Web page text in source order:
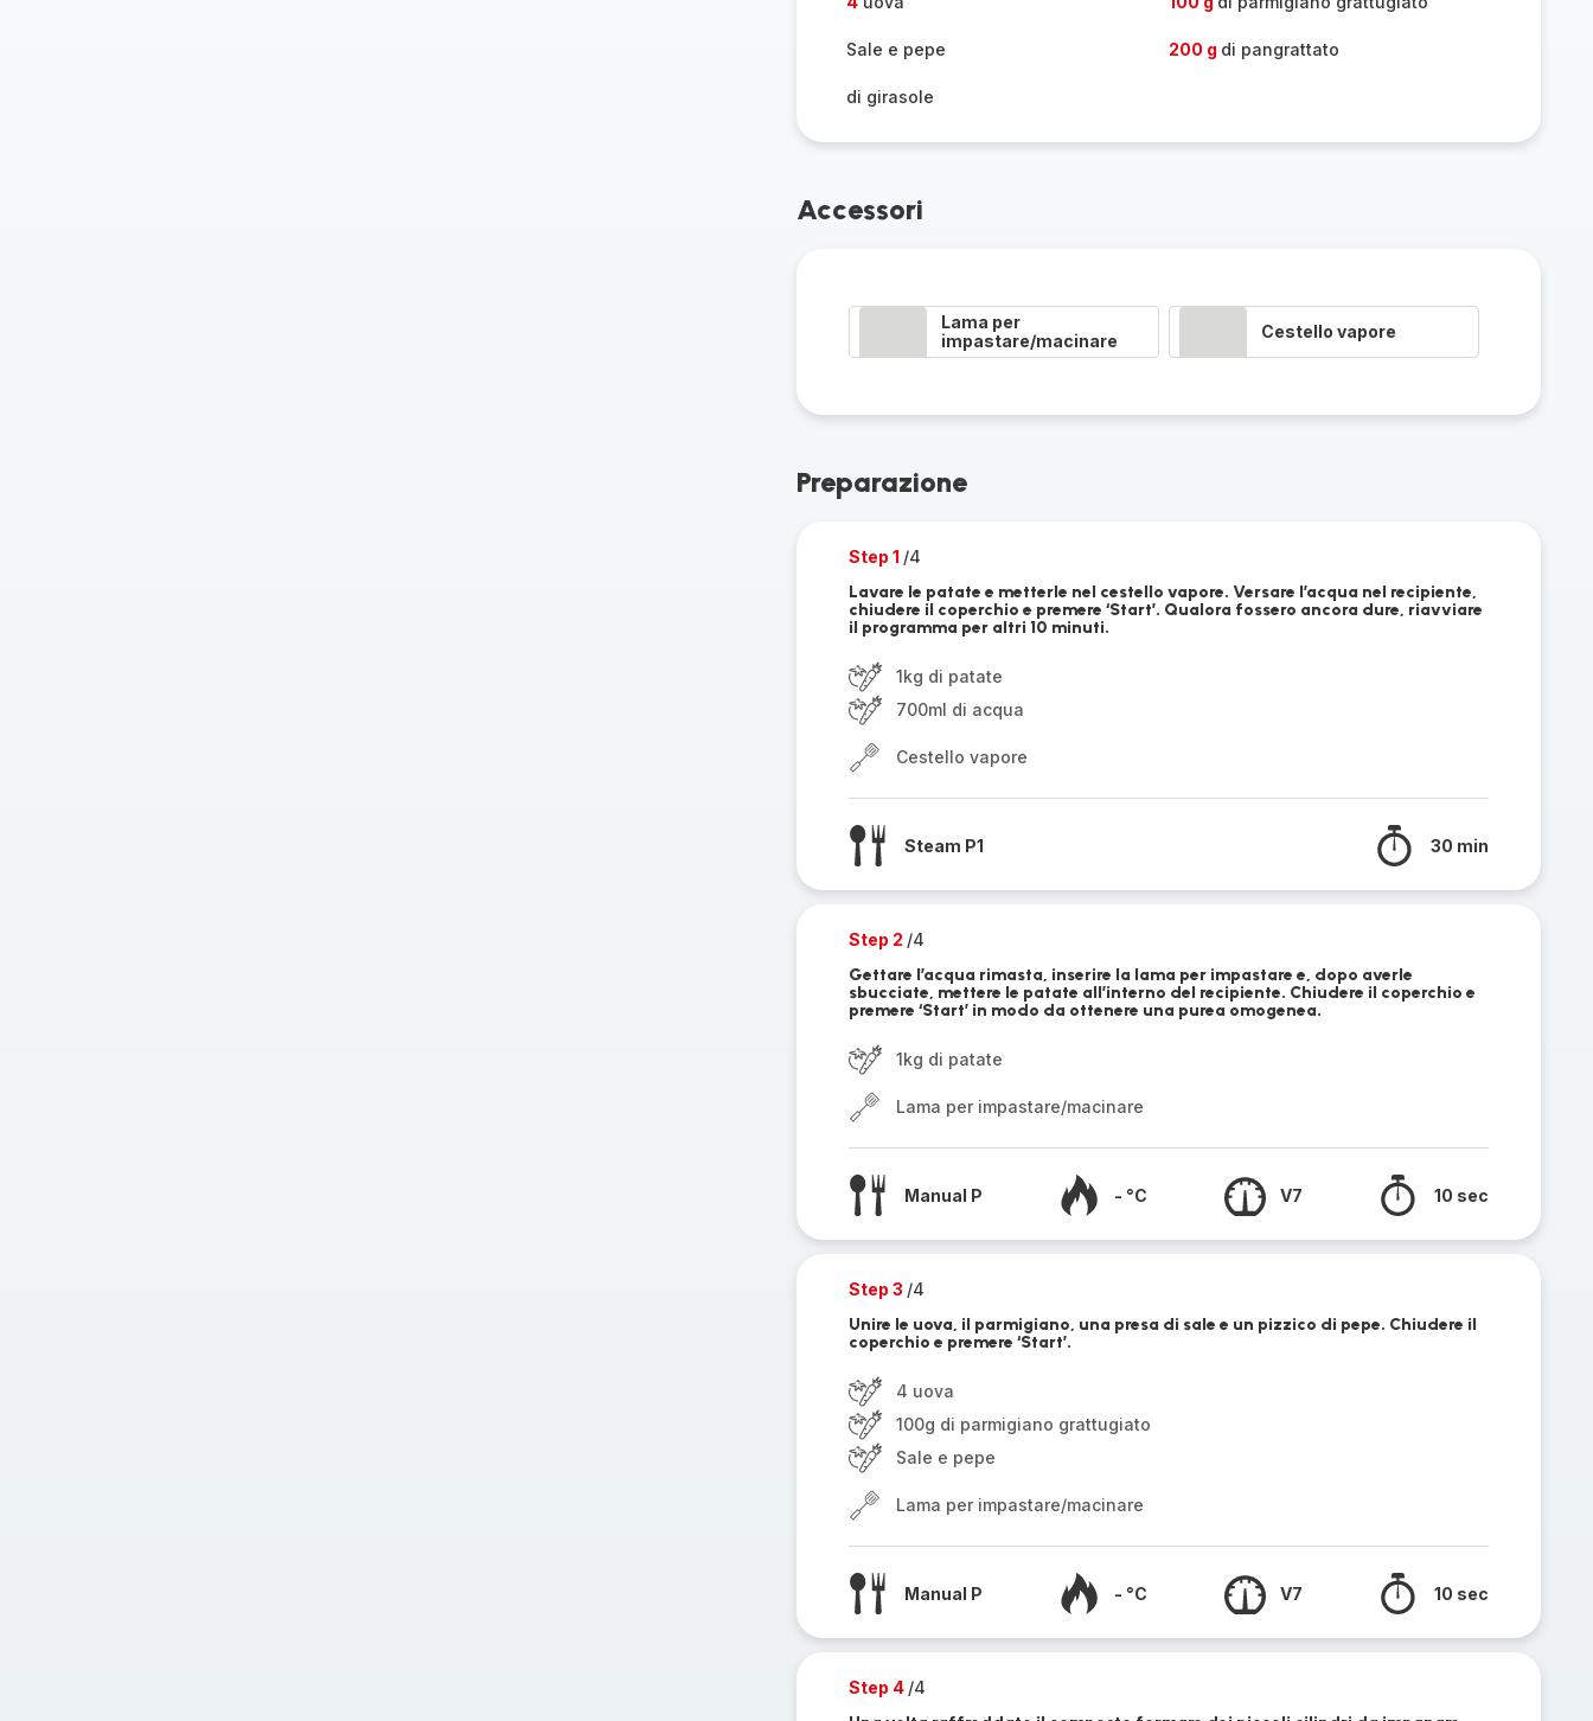
Sale e pepe 200 g di pangrattato
di girasole
Accessori
Lama per
impastare/macinare
Cestello vapore
Preparazione
Step 1 /4
Lavare le patate e metterle nel cestello vapore. Versare l’acqua nel recipiente,
chiudere il coperchio e premere ‘Start’. Qualora fossero ancora dure, riavviare
il programma per altri 10 minuti.
1kg di patate
700ml di acqua
Cestello vapore
Steam P1 30 min
Step 2 /4
Gettare l’acqua rimasta, inserire la lama per impastare e, dopo averle
sbucciate, mettere le patate all’interno del recipiente. Chiudere il coperchio e
premere ‘Start’ in modo da ottenere una purea omogenea.
1kg di patate
Lama per impastare/macinare
Manual P - °C V7 10 sec
Step 3 /4
Unire le uova, il parmigiano, una presa di sale e un pizzico di pepe. Chiudere il
coperchio e premere ‘Start’.
4 uova
100g di parmigiano grattugiato
Sale e pepe
Lama per impastare/macinare
Manual P - °C V7 10 sec
Step 4 /4